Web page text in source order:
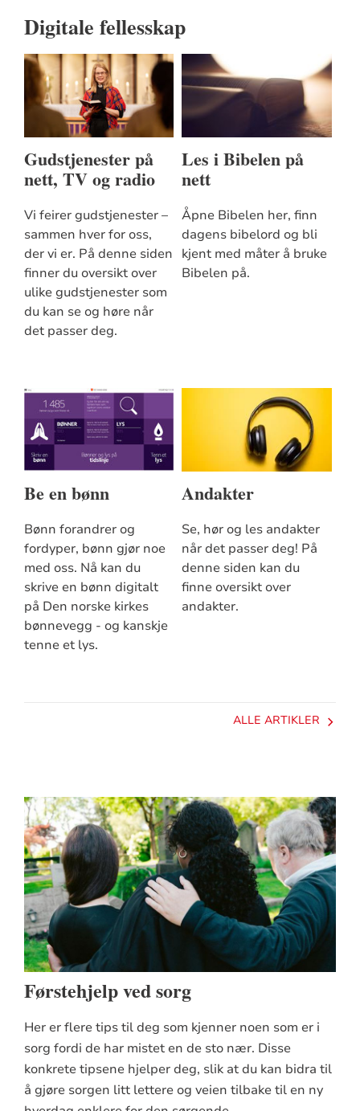
Digitale fellesskap
Gudstjenester på
nett, TV og radio
Vi feirer gudstjenester –
sammen hver for oss,
der vi er. På denne siden
finner du oversikt over
ulike gudstjenester som
du kan se og høre når
det passer deg.
Les i Bibelen på
nett
Åpne Bibelen her, finn
dagens bibelord og bli
kjent med måter å bruke
Bibelen på.
Be en bønn
Bønn forandrer og
fordyper, bønn gjør noe
med oss. Nå kan du
skrive en bønn digitalt
på Den norske kirkes
bønnevegg - og kanskje
tenne et lys.
Andakter
Se, hør og les andakter
når det passer deg! På
denne siden kan du
finne oversikt over
andakter.
ALLE ARTIKLER
Førstehjelp ved sorg
Her er flere tips til deg som kjenner noen som er i
sorg fordi de har mistet en de sto nær. Disse
konkrete tipsene hjelper deg, slik at du kan bidra til
å gjøre sorgen litt lettere og veien tilbake til en ny